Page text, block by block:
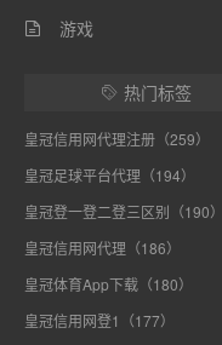
 游戏
 热门标签
皇冠信用网代理注册（259）
皇冠足球平台代理（194）
皇冠登一登二登三区别（190）
皇冠信用网代理（186）
皇冠体育App下载（180）
皇冠信用网登1（177）